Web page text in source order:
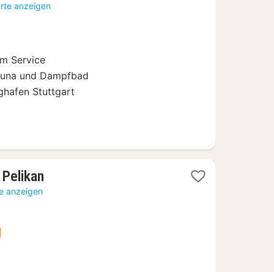
anzeigen
Service
und Dampfbad
Stuttgart
anzeigen